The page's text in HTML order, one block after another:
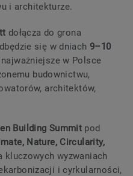
i architekturze.
dołącza do grona
się w dniach 9–10
w Polsce
budownictwu,
architektów,
Building Summit pod
Nature, Circularity,
wyzwaniach
i cyrkularności,